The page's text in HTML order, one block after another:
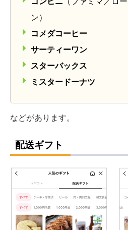
ン）
コメダコーヒー
サーティーワン
スターバックス
ミスタードーナツ
などがあります。
配送ギフト